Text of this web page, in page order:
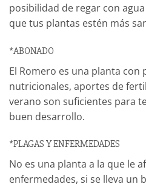
posibilidad de regar con
que tus plantas estén más
*ABONADO
El Romero es una planta con
nutricionales, aportes de
verano son suficientes para
buen desarrollo.
*PLAGAS Y ENFERMEDADES
No es una planta a la que le
enfermedades, si se lleva un